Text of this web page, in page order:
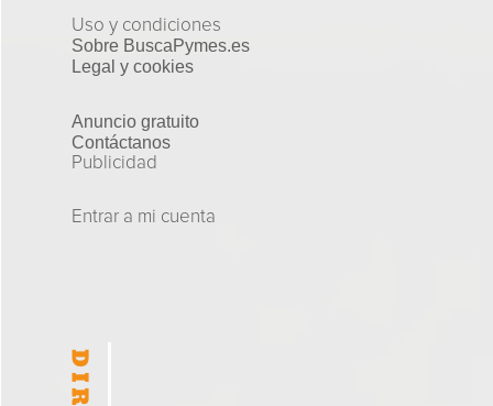
Uso y condiciones
Sobre BuscaPymes.es
Legal y cookies
Anuncio gratuito
Contáctanos
Publicidad
Entrar a mi cuenta